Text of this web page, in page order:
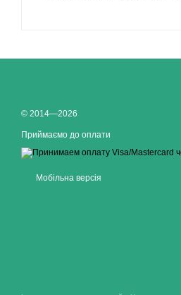
© 2014—2026
Приймаємо до оплати
Мобільна версія